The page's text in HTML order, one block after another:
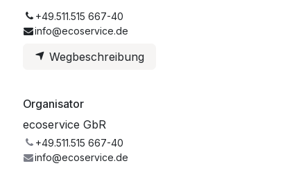
+49.511.515 667-40
info@ecoservice.de
Wegbeschreibung
Organisator
ecoservice GbR
+49.511.515 667-40
info@ecoservice.de